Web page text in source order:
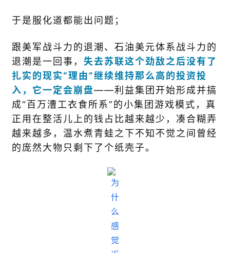
于是服化道都能出问题；
跟美军战斗力的退潮、石油美元体系战斗力的
退潮是一回事， 失去苏联这个劲敌之后没有了
扎实的现实“理由”继续维持那么高的投资投
入，它一定会崩盘——利益集团开始形成并搞
成“百万漕工衣食所系”的小集团游戏模式，真
正用在整活儿上的钱占比越来越少，凑合糊弄
越来越多，温水煮青蛙之下不知不觉之间曾经
的庞然大物只剩下了个纸壳子。